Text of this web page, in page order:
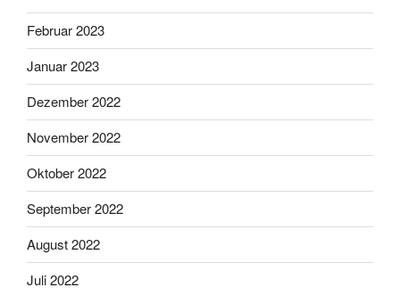
Februar 2023
Januar 2023
Dezember 2022
November 2022
Oktober 2022
September 2022
August 2022
Juli 2022